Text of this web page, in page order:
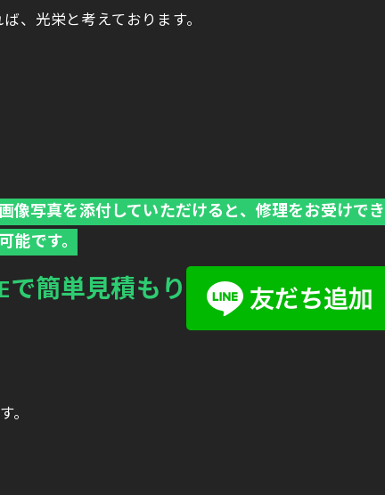
光栄と考えております。
像写真を添付していただけると、修理をお受けで
です。
で簡単見積もり